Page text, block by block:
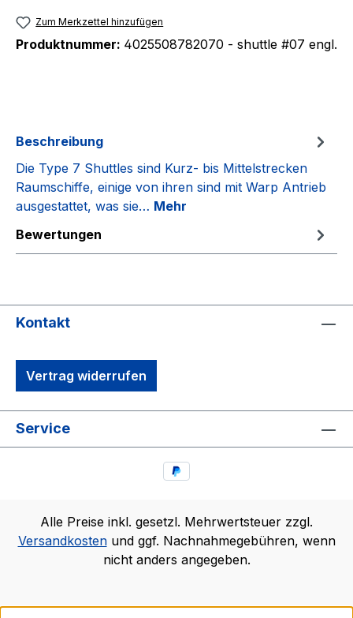
Zum Merkzettel hinzufügen
Produktnummer: 4025508782070 - shuttle #07 engl.
Beschreibung
Die Type 7 Shuttles sind Kurz- bis Mittelstrecken
Raumschiffe, einige von ihren sind mit Warp Antrieb
ausgestattet, was sie… Mehr
Bewertungen
Kontakt
Vertrag widerrufen
Service
Alle Preise inkl. gesetzl. Mehrwertsteuer zzgl.
Versandkostenund ggf. Nachnahmegebühren, wenn
nicht anders angegeben.